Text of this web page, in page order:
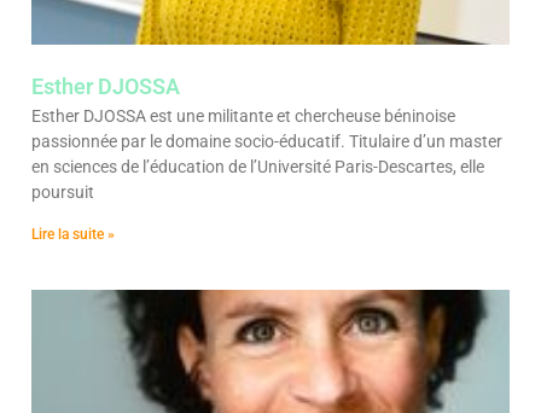
Esther DJOSSA
Esther DJOSSA est une militante et chercheuse béninoise
passionnée par le domaine socio-éducatif. Titulaire d’un master
en sciences de l’éducation de l’Université Paris-Descartes, elle
poursuit
Lire la suite »